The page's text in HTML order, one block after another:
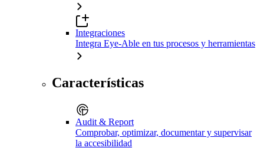
Integraciones
Integra Eye-Able en tus procesos y herramientas
Características
Audit & Report
Comprobar, optimizar, documentar y supervisar
la accesibilidad